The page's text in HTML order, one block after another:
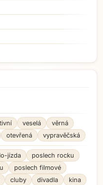
veselá
věrná
otevřená vypravěčská
jízda
poslech rocku
poslech filmové
cluby divadla kina